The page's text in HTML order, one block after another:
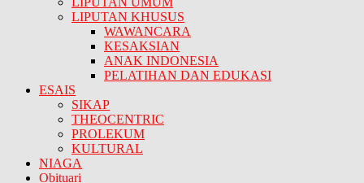
LIPUTAN KHUSUS
WAWANCARA
KESAKSIAN
ANAK INDONESIA
PELATIHAN DAN EDUKASI
ESAIS
SIKAP
THEOCENTRIC
PROLEKUM
KULTURAL
NIAGA
Obituari